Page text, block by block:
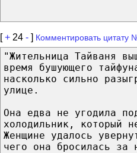
[+ 24 - ] Комментировать цитату
"Жительница Тайваня
время бушующего
насколько сильно
улице.
Она едва не угодила
холодильник, который
Женщине удалось
чего она бросилась за